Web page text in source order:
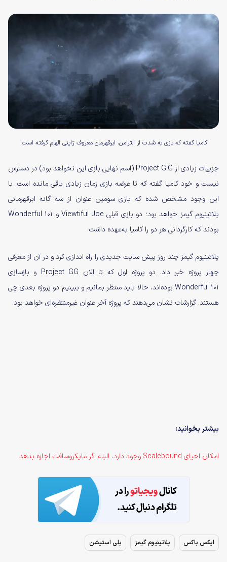
کامیا گفته که بازی به شدت از الترامن، ابرقهرمان معروف ژاپنی الهام گرفته است.
جزییات زیادی از Project G.G (اسم نهایی بازی این نخواهد بود) در دسترس
نیست و خود کامیا گفته که تا عرضه بازی زمان زیادی باقی مانده است. با
این وجود مشخص شده که بازی سومین عنوان از سه گانه ابرقهرمانی
پلاتینیوم گیمز خواهد بود؛ دو بازی قبلی Viewtiful Joe و Wonderful 101
بودند که کارگردانی هر دو را کامیا به‌عهده داشت.
پلاتینیوم گیمز چند روز پیش سایت جدیدی را راه اندازی کرد و در آن از معرفی
چهار پروژه خبر داد. دو پروژه اول که تا الان Project GG و بازسازی
Wonderful 101 بوده‌اند، حالا باید منتظر بمانیم و ببینیم دو پروژه بعدی چی
هستند. گزارشات نشان می‌دهند که پروژه آخر عنوان غیرمنتظره‌ای خواهد بود.
بیشتر بخوانید:
امکان احیای Scalebound وجود دارد، البته اگر مایکروسافت اجازه بدهد
ایکس باکس پلاتینیوم گیمز پلی استیشن